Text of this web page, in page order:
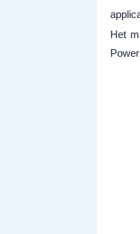
Het